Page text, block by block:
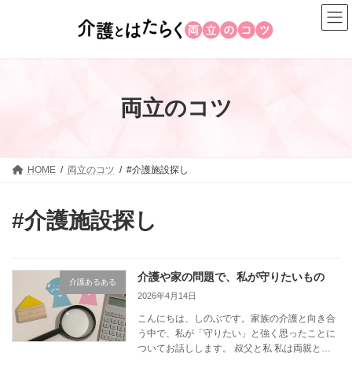
両立のコツ
HOME 両立のコツ #介護施設探し
#介護施設探し
介護あるある 介護や家の問題で、私が守りたいもの
2026年4月14日
こんにちは、しのぶです。家族の介護と向き合
う中で、私が「守りたい」と強く思ったことに
ついてお話しします。 叔父と私 私は両親と一